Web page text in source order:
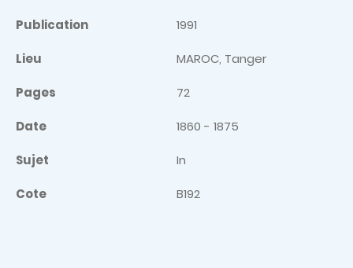
Publication 1991
Lieu MAROC, Tanger
Pages 72
Date 1860 - 1875
Sujet In
Cote B192